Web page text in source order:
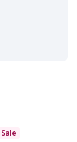
Sale